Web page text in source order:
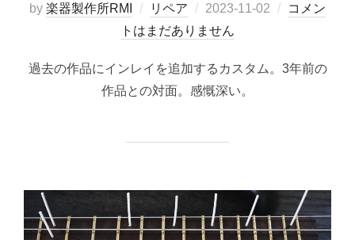
by 楽器製作所RMI リペア
投
稿
2023-11-02
コメン
トはまだありません
過去の作品にインレイを追加するカスタム。3年前の
作品との対面。感慨深い。